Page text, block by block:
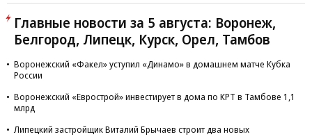
Главные новости за 5 августа: Воронеж,
Белгород, Липецк, Курск, Орел, Тамбов
Воронежский «Факел» уступил «Динамо» в домашнем матче Кубка
России
Воронежский «Еврострой» инвестирует в дома по КРТ в Тамбове 1,1
млрд
Липецкий застройщик Виталий Брычаев строит два новых